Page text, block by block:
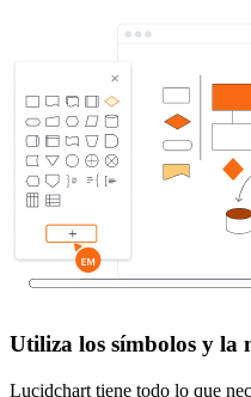
Utiliza los símbolos y la
Lucidchart tiene todo lo que